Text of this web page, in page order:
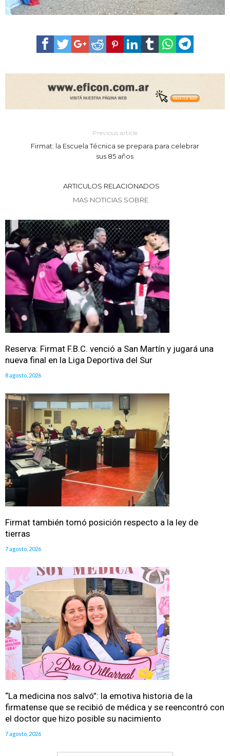
Previous article
Firmat: la Escuela Técnica se prepara para celebrar
sus 85 años
ARTICULOS RELACIONADOS
MAS NOTICIAS SOBRE
Reserva: Firmat F.B.C. venció a San Martín y jugará una
nueva final en la Liga Deportiva del Sur
8 agosto, 2026
Firmat también tomó posición respecto a la ley de
tierras
7 agosto, 2026
“La medicina nos salvó”: la emotiva historia de la
firmatense que se recibió de médica y se reencontró con
el doctor que hizo posible su nacimiento
7 agosto, 2026